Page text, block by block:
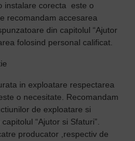
instalare corecta
este o
recomandam accesarea
din capitolul “Ajutor
folosind personal calificat.
in exploatare respectarea
o necesitate. Recomandam
de exploatare si
“Ajutor si Sfaturi”.
producator ,respectiv de